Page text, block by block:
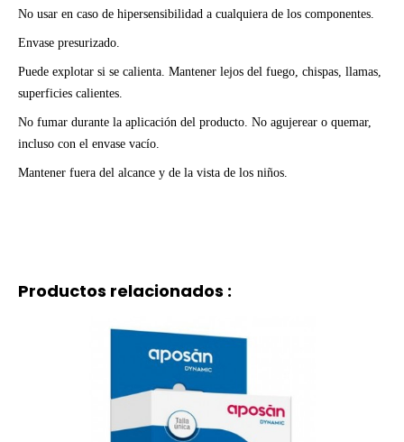
No usar en caso de hipersensibilidad a cualquiera de los componentes.
Envase presurizado.
Puede explotar si se calienta. Mantener lejos del fuego, chispas, llamas,
superficies calientes.
No fumar durante la aplicación del producto. No agujerear o quemar,
incluso con el envase vacío.
Mantener fuera del alcance y de la vista de los niños.
Productos relacionados :